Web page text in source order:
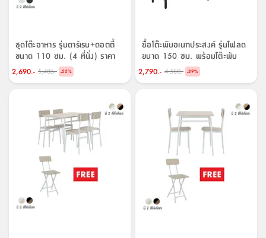
ชุดโต๊ะอาหาร รุ่นดาร์เรน+ดอตตี้
ขนาด 110 ซม. (4 ที่นั่ง) ราคา
พิเศษ!
2,690.- 5,486.- -50%
ซื้อโต๊ะพับอเนกประสงค์ รุ่นโฟลด
ขนาด 150 ซม. พร้อมโต๊ะพับ
อเนกประสงค์ รุ่นโฟลด ขนาด
120 ซม. ราคาพิเศษ!
2,790.- 4,580.- -39%